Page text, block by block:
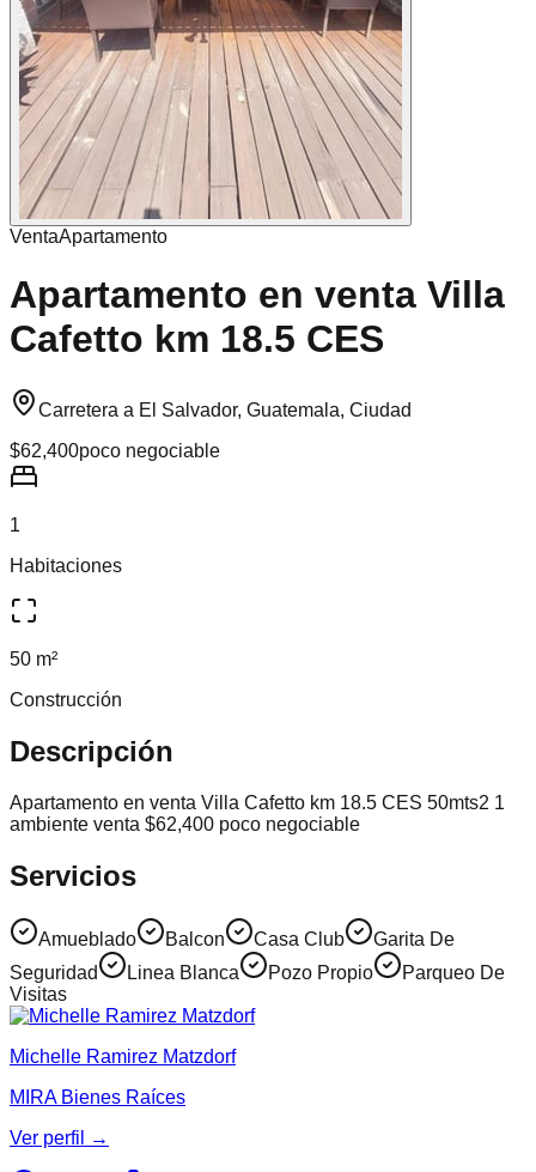
VentaApartamento
Apartamento en venta Villa
Cafetto km 18.5 CES
Carretera a El Salvador, Guatemala, Ciudad
$62,400poco negociable
1
Habitaciones
50 m²
Construcción
Descripción
Apartamento en venta Villa Cafetto km 18.5 CES 50mts2 1
ambiente venta $62,400 poco negociable
Servicios
Amueblado Balcon Casa Club
Garita De
Seguridad
Linea Blanca Pozo Propio
Parqueo De
Visitas
Michelle Ramirez Matzdorf
MIRA Bienes Raíces
Ver perfil →